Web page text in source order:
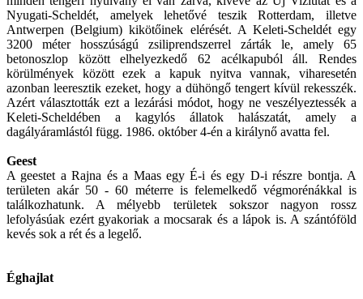
Nyugati-Scheldét, amelyek lehetővé teszik Rotterdam, illetve
Antwerpen (Belgium) kikötőinek elérését. A Keleti-Scheldét egy
3200 méter hosszúságú zsiliprendszerrel zárták le, amely 65
betonoszlop között elhelyezkedő 62 acélkapuból áll. Rendes
körülmények között ezek a kapuk nyitva vannak, viharesetén
azonban leeresztik ezeket, hogy a dühöngő tengert kívül rekesszék.
Azért választották ezt a lezárási módot, hogy ne veszélyeztessék a
Keleti-Scheldében a kagylós állatok halászatát, amely a
dagályáramlástól függ. 1986. október 4-én a királynő avatta fel.
Geest
A geestet a Rajna és a Maas egy É-i és egy D-i részre bontja. A
területen akár 50 - 60 méterre is felemelkedő végmorénákkal is
találkozhatunk. A mélyebb területek sokszor nagyon rossz
lefolyásúak ezért gyakoriak a mocsarak és a lápok is. A szántóföld
kevés sok a rét és a legelő.
Éghajlat